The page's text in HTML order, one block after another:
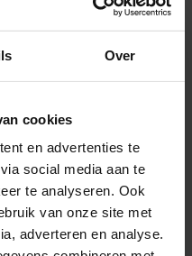
Over
cookies
en advertenties te
social media aan te
te analyseren. Ook
van onze site met
adverteren en analyse.
en controleren
een organisatie.
van financiële
facturen, het bijhouden
en het assisteren bij
spelen een essentiële
gezondheid van
van besluitvorming